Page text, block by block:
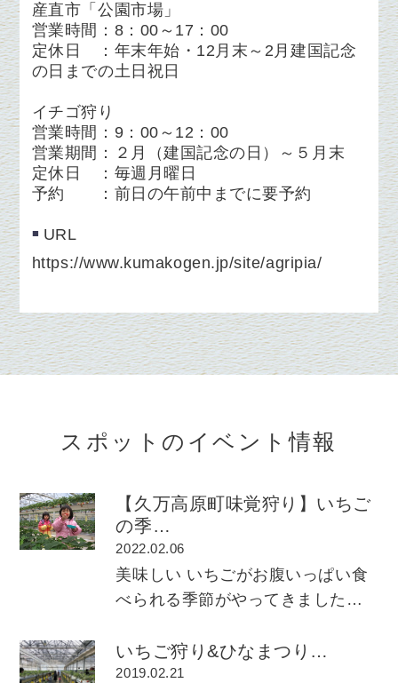
産直市「公園市場」
営業時間：8：00～17：00
定休日 ：年末年始・12月末～2月建国記念
の日までの土日祝日
イチゴ狩り
営業時間：9：00～12：00
営業期間：２月（建国記念の日）～５月末
定休日 ：毎週月曜日
予約 ：前日の午前中までに要予約
URL
https://www.kumakogen.jp/site/agripia/
スポットのイベント情報
【久万高原町味覚狩り】いちご
の季…
2022.02.06
美味しい いちごがお腹いっぱい食
べられる季節がやってきました…
いちご狩り&ひなまつり…
2019.02.21